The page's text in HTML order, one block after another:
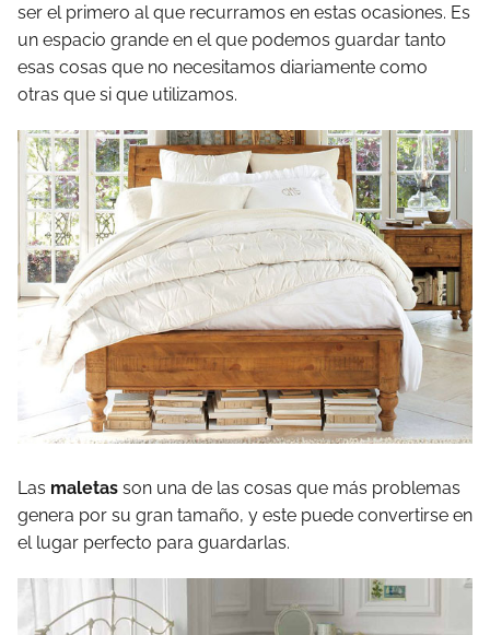
ser el primero al que recurramos en estas ocasiones. Es
un espacio grande en el que podemos guardar tanto
esas cosas que no necesitamos diariamente como
otras que si que utilizamos.
Las maletas son una de las cosas que más problemas
genera por su gran tamaño, y este puede convertirse en
el lugar perfecto para guardarlas.